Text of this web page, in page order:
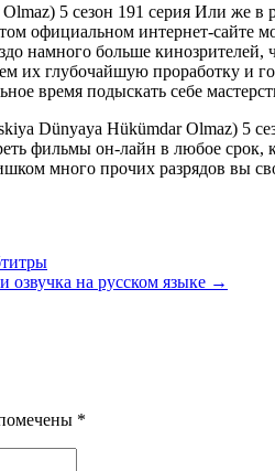
5 сезон 191 серия Или же в
официальном интернет-
намного больше
их глубочайшую проработку и
время подыскать себе
Dünyaya Hükümdar Olmaz) 5
фильмы он-лайн в любое
много прочих разрядов вы
озвучка на русском языке →
*